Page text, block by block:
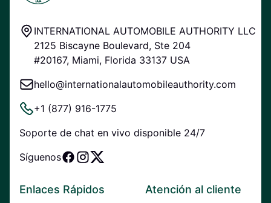
INTERNATIONAL AUTOMOBILE AUTHORITY LLC
2125 Biscayne Boulevard, Ste 204
#20167, Miami, Florida 33137 USA
hello@internationalautomobileauthority.com
+1 (877) 916-1775
Soporte de chat en vivo disponible 24/7
Síguenos
Enlaces Rápidos Atención al cliente